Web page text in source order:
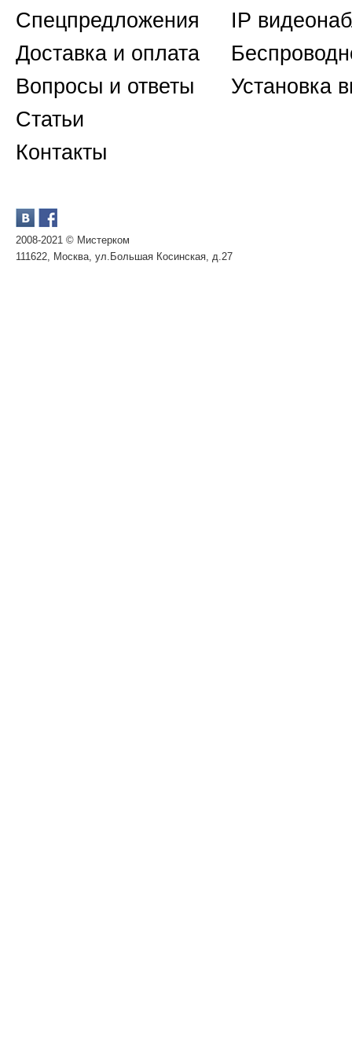
Спецпредложения
Доставка и оплата
Вопросы и ответы
Статьи
Контакты
2008-2021 © Мистерком
111622, Москва, ул.Большая Косинская, д.27
IP
Установка